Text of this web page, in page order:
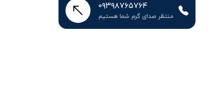
۰۹۳۹۸۷۶۵۷۶۴
منتظر صدای گرم شما هستیم